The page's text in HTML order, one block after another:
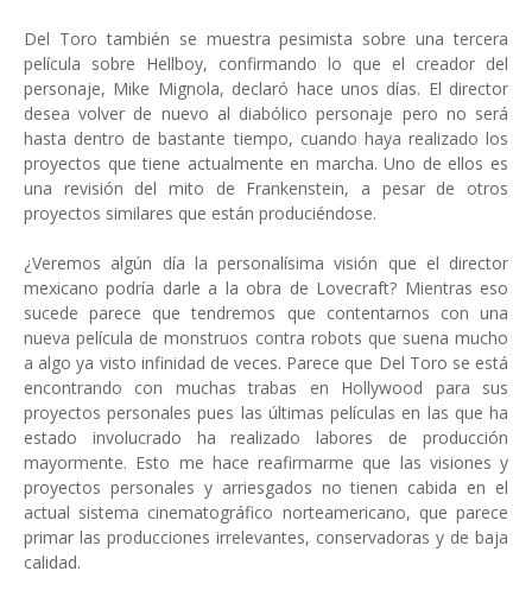
Del Toro también se muestra pesimista sobre una tercera
película sobre Hellboy, confirmando lo que el creador del
personaje, Mike Mignola, declaró hace unos días. El director
desea volver de nuevo al diabólico personaje pero no será
hasta dentro de bastante tiempo, cuando haya realizado los
proyectos que tiene actualmente en marcha. Uno de ellos es
una revisión del mito de Frankenstein, a pesar de otros
proyectos similares que están produciéndose.
¿Veremos algún día la personalísima visión que el director
mexicano podría darle a la obra de Lovecraft? Mientras eso
sucede parece que tendremos que contentarnos con una
nueva película de monstruos contra robots que suena mucho
a algo ya visto infinidad de veces. Parece que Del Toro se está
encontrando con muchas trabas en Hollywood para sus
proyectos personales pues las últimas películas en las que ha
estado involucrado ha realizado labores de producción
mayormente. Esto me hace reafirmarme que las visiones y
proyectos personales y arriesgados no tienen cabida en el
actual sistema cinematográfico norteamericano, que parece
primar las producciones irrelevantes, conservadoras y de baja
calidad.